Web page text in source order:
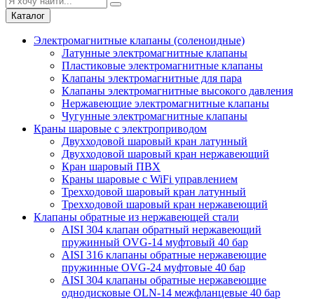
Каталог
Электромагнитные клапаны (соленоидные)
Латунные электромагнитные клапаны
Пластиковые электромагнитные клапаны
Клапаны электромагнитные для пара
Клапаны электромагнитные высокого давления
Нержавеющие электромагнитные клапаны
Чугунные электромагнитные клапаны
Краны шаровые с электроприводом
Двухходовой шаровый кран латунный
Двухходовой шаровый кран нержавеющий
Кран шаровый ПВХ
Краны шаровые с WiFi управлением
Трехходовой шаровый кран латунный
Трехходовой шаровый кран нержавеющий
Клапаны обратные из нержавеющей стали
AISI 304 клапан обратный нержавеющий
пружинный OVG-14 муфтовый 40 бар
AISI 316 клапаны обратные нержавеющие
пружинные OVG-24 муфтовые 40 бар
AISI 304 клапаны обратные нержавеющие
однодисковые OLN-14 межфланцевые 40 бар